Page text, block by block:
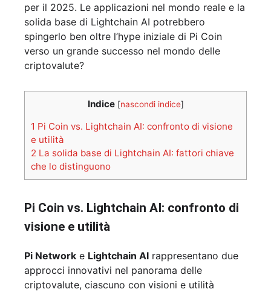
per il 2025. Le applicazioni nel mondo reale e la
solida base di Lightchain AI potrebbero
spingerlo ben oltre l’hype iniziale di Pi Coin
verso un grande successo nel mondo delle
criptovalute?
Indice [nascondi indice]
1 Pi Coin vs. Lightchain AI: confronto di visione
e utilità
2 La solida base di Lightchain AI: fattori chiave
che lo distinguono
Pi Coin vs. Lightchain AI: confronto di
visione e utilità
Pi Network e Lightchain AI rappresentano due
approcci innovativi nel panorama delle
criptovalute, ciascuno con visioni e utilità